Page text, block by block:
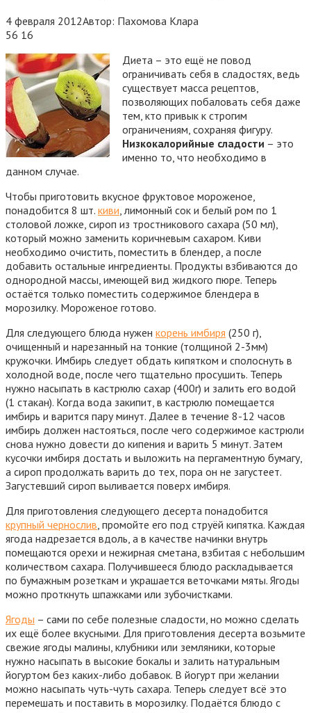
4 февраля 2012Автор: Пахомова Клара
56 16
Диета – это ещё не повод
ограничивать себя в сладостях, ведь
существует масса рецептов,
позволяющих побаловать себя даже
тем, кто привык к строгим
ограничениям, сохраняя фигуру.
Низкокалорийные сладости – это
именно то, что необходимо в
данном случае.
Чтобы приготовить вкусное фруктовое мороженое,
понадобится 8 шт. киви , лимонный сок и белый ром по 1
столовой ложке, сироп из тростникового сахара (50 мл),
который можно заменить коричневым сахаром. Киви
необходимо очистить, поместить в блендер, а после
добавить остальные ингредиенты. Продукты взбиваются до
однородной массы, имеющей вид жидкого пюре. Теперь
остаётся только поместить содержимое блендера в
морозилку. Мороженое готово.
Для следующего блюда нужен корень имбиря (250 г),
очищенный и нарезанный на тонкие (толщиной 2-3мм)
кружочки. Имбирь следует обдать кипятком и сполоснуть в
холодной воде, после чего тщательно просушить. Теперь
нужно насыпать в кастрюлю сахар (400г) и залить его водой
(1 стакан). Когда вода закипит, в кастрюлю помещается
имбирь и варится пару минут. Далее в течение 8-12 часов
имбирь должен настояться, после чего содержимое кастрюли
снова нужно довести до кипения и варить 5 минут. Затем
кусочки имбиря достать и выложить на пергаментную бумагу,
а сироп продолжать варить до тех, пора он не загустеет.
Загустевший сироп выливается поверх имбиря.
Для приготовления следующего десерта понадобится
крупный чернослив , промойте его под струёй кипятка. Каждая
ягода надрезается вдоль, а в качестве начинки внутрь
помещаются орехи и нежирная сметана, взбитая с небольшим
количеством сахара. Получившееся блюдо раскладывается
по бумажным розеткам и украшается веточками мяты. Ягоды
можно проткнуть шпажками или зубочистками.
Ягоды – сами по себе полезные сладости, но можно сделать
их ещё более вкусными. Для приготовления десерта возьмите
свежие ягоды малины, клубники или земляники, которые
нужно насыпать в высокие бокалы и залить натуральным
йогуртом без каких-либо добавок. В йогурт при желании
можно насыпать чуть-чуть сахара. Теперь следует всё это
перемешать и поставить в морозилку. Подаётся блюдо с